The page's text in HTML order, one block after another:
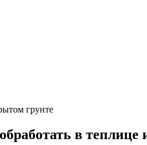
грунте
в теплице